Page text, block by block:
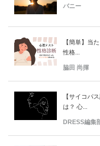
バニー
【簡単】当
性格...
脇田 尚揮
【サイコパ
は？ 心...
DRESS編集